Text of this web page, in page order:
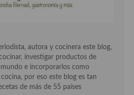
autora y cocinera este blog,
investigar productos de
e incorporarlos como
por eso este blog es tan
de más de 55 países